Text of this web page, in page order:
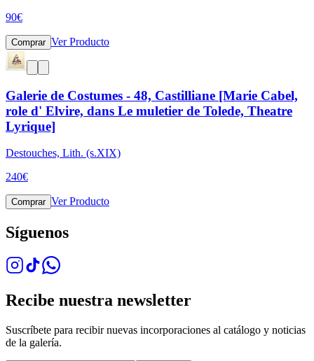
90€
Comprar Ver Producto
Galerie de Costumes - 48, Castilliane [Marie Cabel,
role d' Elvire, dans Le muletier de Tolede, Theatre
Lyrique]
Destouches, Lith. (s.XIX)
240€
Comprar Ver Producto
Síguenos
Recibe nuestra newsletter
Suscríbete para recibir nuevas incorporaciones al catálogo y noticias
de la galería.